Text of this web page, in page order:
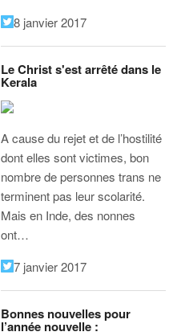
8 janvier 2017
Le Christ s'est arrêté dans le
Kerala
A cause du rejet et de l’hostilité
dont elles sont victimes, bon
nombre de personnes trans ne
terminent pas leur scolarité.
Mais en Inde, des nonnes
ont…
7 janvier 2017
Bonnes nouvelles pour
l’année nouvelle :